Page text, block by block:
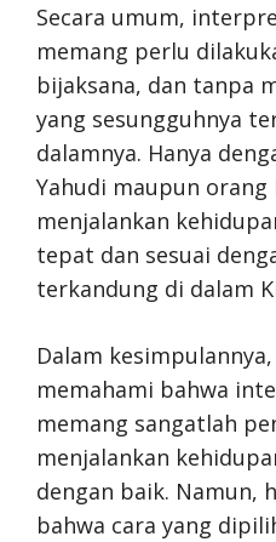
Secara umum,
memang perlu
bijaksana, dan tanpa
yang sesungguhnya
dalamnya. Hanya
Yahudi maupun
menjalankan
tepat dan sesuai
terkandung di dalam
Dalam
memahami bahwa
memang sangatlah
menjalankan
dengan baik. Namun,
bahwa cara yang